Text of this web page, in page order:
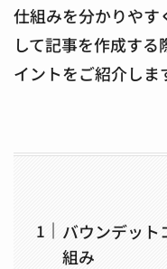
仕組みを分かりやす
して記事を作成す
イントをご紹介しま
バウンデット
組み